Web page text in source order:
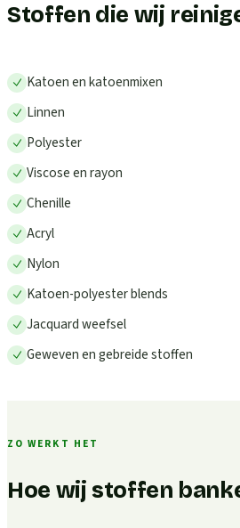
Stoffen die wij
Katoen en katoenmixen
Linnen
Polyester
Viscose en rayon
Chenille
Acryl
Nylon
Katoen-polyester blends
Jacquard weefsel
Geweven en gebreide stoffen
ZO WERKT HET
Hoe wij stoffen